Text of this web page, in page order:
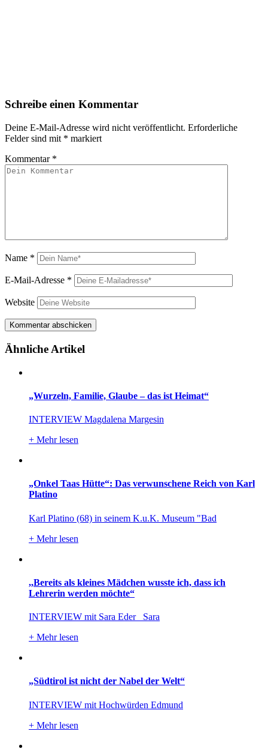
Schreibe einen Kommentar
Deine E-Mail-Adresse wird nicht veröffentlicht. Erforderliche
Felder sind mit * markiert
Kommentar *
Name *
E-Mail-Adresse *
Website
Ähnliche Artikel
„Wurzeln, Familie, Glaube – das ist Heimat“
INTERVIEW Magdalena Margesin
+ Mehr lesen
„Onkel Taas Hütte“: Das verwunschene Reich von Karl
Platino
Karl Platino (68) in seinem K.u.K. Museum "Bad
+ Mehr lesen
,,Bereits als kleines Mädchen wusste ich, dass ich
Lehrerin werden möchte“
INTERVIEW mit Sara Eder Sara
+ Mehr lesen
„Südtirol ist nicht der Nabel der Welt“
INTERVIEW mit Hochwürden Edmund
+ Mehr lesen